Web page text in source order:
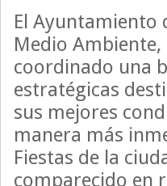
El Ayuntamiento
Medio Ambiente,
coordinado una
estratégicas
sus mejores
manera más
Fiestas de la
comparecido en